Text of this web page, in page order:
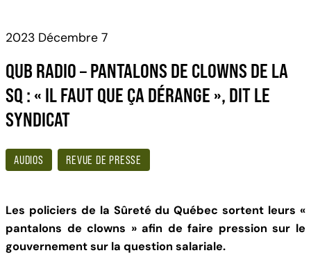
AUDIOS REVUE DE PRESSE
QUB RADIO – PANTALONS DE CLOWNS DE LA
SQ : « IL FAUT QUE ÇA DÉRANGE », DIT LE
SYNDICAT
2023 Décembre 7
Les policiers de la Sûreté du Québec sortent leurs «
pantalons de clowns » afin de faire pression sur le
gouvernement sur la question salariale.